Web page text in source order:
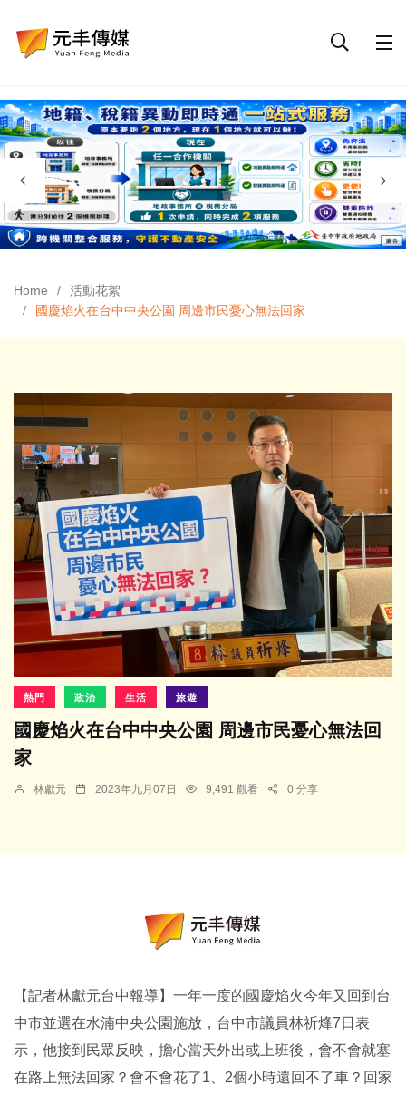
Home
活動花絮
國慶焰火在台中中央公園 周邊市民憂心無法回家
熱門 政治 生活 旅遊
國慶焰火在台中中央公園 周邊市民憂心無法回
家
林獻元 2023年九月07日 9,491 觀看 0 分享
【記者林獻元台中報導】一年一度的國慶焰火今年又回到台
中市並選在水湳中央公園施放，台中市議員林祈烽7日表
示，他接到民眾反映，擔心當天外出或上班後，會不會就塞
在路上無法回家？會不會花了1、2個小時還回不了車？回家